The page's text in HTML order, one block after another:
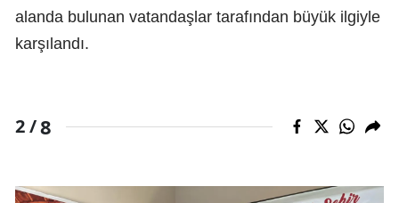
alanda bulunan vatandaşlar tarafından büyük ilgiyle
karşılandı.
2 /8